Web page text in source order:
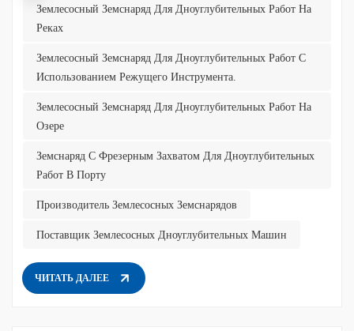
По мере ужесточения экологических норм в прибрежных зонах,
дноуглубительные работы на большие расстояния — от пяти до
критической проблемы отрасли компания Julong Dredger
предлагает комплексное решение «под ключ», сочетающее в
себе фрезерные дноуглубительные суда и насосные станции,
предназначенные для увелич...
Землесосный Земснаряд Для Дноуглубительных Работ На
Реках
Землесосный Земснаряд Для Дноуглубительных Работ С
Использованием Режущего Инструмента.
Землесосный Земснаряд Для Дноуглубительных Работ На
Озере
Земснаряд С Фрезерным Захватом Для Дноуглубительных
Работ В Порту
Производитель Землесосных Земснарядов
Поставщик Землесосных Дноуглубительных Машин
ЧИТАТЬ ДАЛЕЕ